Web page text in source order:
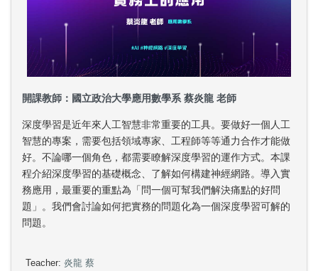
開課教師：國立政治大學應用數學系 蔡炎龍 老師
深度學習是近年來人工智慧非常重要的工具。要做好一個人工
智慧的專案，需要包括領域專家、工程師等等通力合作才能做
好。不論哪一個角色，都需要瞭解深度學習的運作方式。本課
程介紹深度學習的基礎概念、了解如何構建神經網路。導入實
務應用，最重要的重點為「問一個可幫我們解決痛點的好問
題」。我們會討論如何把實務的問題化為一個深度學習可解的
問題。
Teacher: 炎龍 蔡